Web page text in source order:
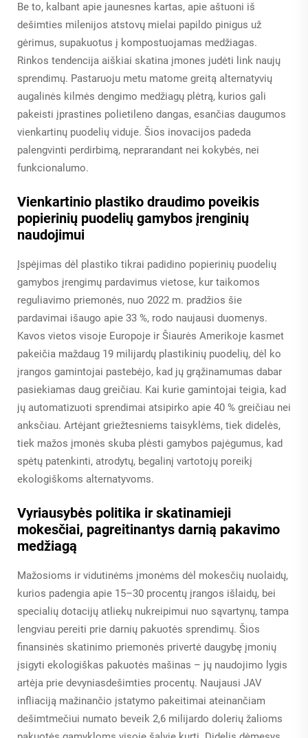
Be to, kalbant apie jaunesnes kartas, apie aštuoni iš
dešimties milenijos atstovų mielai papildo pinigus už
gėrimus, supakuotus į kompostuojamas medžiagas.
Rinkos tendencija aiškiai skatina įmones judėti link naujų
sprendimų. Pastaruoju metu matome greitą alternatyvių
augalinės kilmės dengimo medžiagų plėtrą, kurios gali
pakeisti įprastines polietileno dangas, esančias daugumos
vienkartinų puodelių viduje. Šios inovacijos padeda
palengvinti perdirbimą, neprarandant nei kokybės, nei
funkcionalumo.
Vienkartinio plastiko draudimo poveikis
popierinių puodelių gamybos įrenginių
naudojimui
Įspėjimas dėl plastiko tikrai padidino popierinių puodelių
gamybos įrengimų pardavimus vietose, kur taikomos
reguliavimo priemonės, nuo 2022 m. pradžios šie
pardavimai išaugo apie 33 %, rodo naujausi duomenys.
Kavos vietos visoje Europoje ir Šiaurės Amerikoje kasmet
pakeičia maždaug 19 milijardų plastikinių puodelių, dėl ko
įrangos gamintojai pastebėjo, kad jų grąžinamumas dabar
pasiekiamas daug greičiau. Kai kurie gamintojai teigia, kad
jų automatizuoti sprendimai atsipirko apie 40 % greičiau nei
anksčiau. Artėjant griežtesniems taisyklėms, tiek didelės,
tiek mažos įmonės skuba plėsti gamybos pajėgumus, kad
spėtų patenkinti, atrodytų, begalinį vartotojų poreikį
ekologiškoms alternatyvoms.
Vyriausybės politika ir skatinamieji
mokesčiai, pagreitinantys darnią pakavimo
medžiagą
Mažosioms ir vidutinėms įmonėms dėl mokesčių nuolaidų,
kurios padengia apie 15–30 procentų įrangos išlaidų, bei
specialių dotacijų atliekų nukreipimui nuo sąvartynų, tampa
lengviau pereiti prie darnių pakuotės sprendimų. Šios
finansinės skatinimo priemonės privertė daugybę įmonių
įsigyti ekologiškas pakuotės mašinas – jų naudojimo lygis
artėja prie devyniasdešimties procentų. Naujausi JAV
infliaciją mažinančio įstatymo pakeitimai ateinančiam
dešimtmečiui numato beveik 2,6 milijardo dolerių žalioms